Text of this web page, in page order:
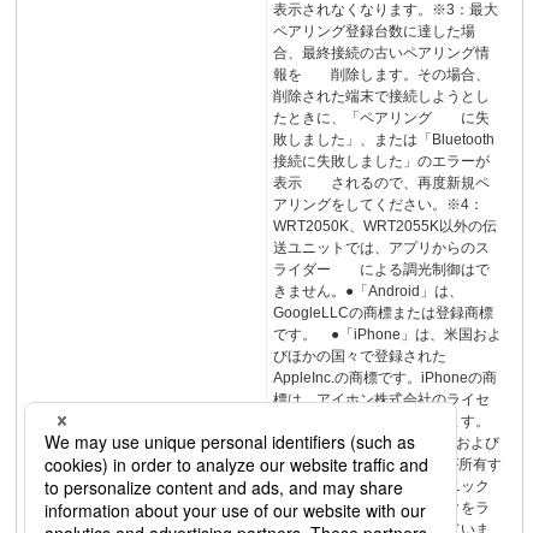
表示されなくなります。※3：最大
ペアリング登録台数に達した場
合、最終接続の古いペアリング情
報を 削除します。その場合、
削除された端末で接続しようとし
たときに、「ペアリング に失
敗しました」、または「Bluetooth
接続に失敗しました」のエラーが
表示 されるので、再度新規ペ
アリングをしてください。※4：
WRT2050K、WRT2055K以外の伝
送ユニットでは、アプリからのス
ライダー による調光制御はで
きません。●「Android」は、
GoogleLLCの商標または登録商標
です。 ●「iPhone」は、米国およ
びほかの国々で登録された
AppleInc.の商標です。iPhoneの商
標は、アイホン株式会社のライセ
ンスに基づき使用されています。
●Bluetooth®のワードマークおよび
ロゴは、BluetoothSIG,Inc.が所有す
る登録商標であり、パナソニック
株式会社は、これらのマークをラ